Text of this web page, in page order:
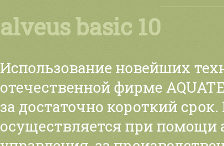
alveus basic 10
Использование новейших
отечественной фирме
за достаточно короткий
осуществляется при помощи